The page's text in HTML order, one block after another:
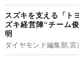
スズキを支える「ト
ズキ経営陣“チーム
明
ダイヤモンド編集部,宮